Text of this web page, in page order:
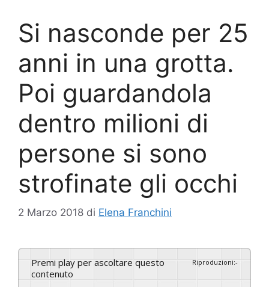
Si nasconde per 25
anni in una grotta.
Poi guardandola
dentro milioni di
persone si sono
strofinate gli occhi
2 Marzo 2018 di Elena Franchini
Premi play per ascoltare questo
contenuto
Riproduzioni:-